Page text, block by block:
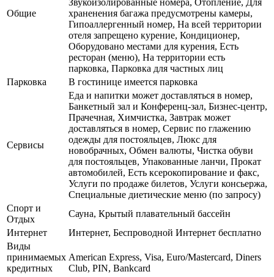
Общие
Звукоизолированные номера, Отопление, Для
храненения багажа предусмотрены камеры,
Гипоаллергенный номер, На всей территории
отеля запрещено курение, Кондиционер,
Оборудовано местами для курения, Есть
ресторан (меню), На территории есть
парковка, Парковка для частных лиц
Парковка
В гостинице имеется парковка
Сервисы
Еда и напитки может доставляться в номер,
Банкетный зал и Конференц-зал, Бизнес-центр,
Прачечная, Химчистка, Завтрак может
доставляться в номер, Сервис по глажению
одежды для постояльцев, Люкс для
новобрачных, Обмен валюты, Чистка обуви
для постояльцев, Упакованные ланчи, Прокат
автомобилей, Есть ксерокопирование и факс,
Услуги по продаже билетов, Услуги консьержа,
Специальные диетические меню (по запросу)
Спорт и
Отдых
Сауна, Крытый плавательный бассейн
Интернет
Интернет, Беспроводной Интернет бесплатно
Виды
принимаемых
кредитных
American Express, Visa, Euro/Mastercard, Diners
Club, PIN, Bankcard